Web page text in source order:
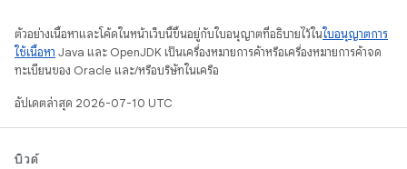
ตัวอย่างเนื้อหาและโค้ดในหน้าเว็บนี้ขึ้นอยู่กับใบอนุญาตที่อธิบายไว้ในใบอนุญาตการ
ใช้เนื้อหา Java และ OpenJDK เป็นเครื่องหมายการค้าหรือเครื่องหมายการค้าจด
ทะเบียนของ Oracle และ/หรือบริษัทในเครือ
อัปเดตล่าสุด 2026-07-10 UTC
บิวด์